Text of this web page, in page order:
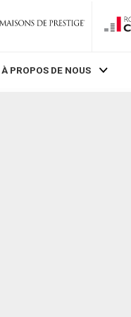
À PROPOS DE NOUS